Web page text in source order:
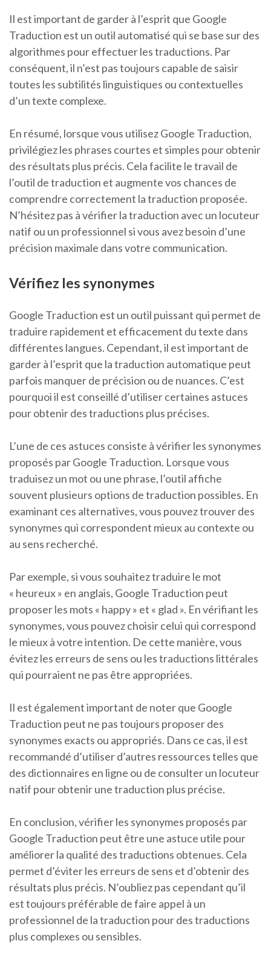
Il est important de garder à l’esprit que Google
Traduction est un outil automatisé qui se base sur des
algorithmes pour effectuer les traductions. Par
conséquent, il n’est pas toujours capable de saisir
toutes les subtilités linguistiques ou contextuelles
d’un texte complexe.
En résumé, lorsque vous utilisez Google Traduction,
privilégiez les phrases courtes et simples pour obtenir
des résultats plus précis. Cela facilite le travail de
l’outil de traduction et augmente vos chances de
comprendre correctement la traduction proposée.
N’hésitez pas à vérifier la traduction avec un locuteur
natif ou un professionnel si vous avez besoin d’une
précision maximale dans votre communication.
Vérifiez les synonymes
Google Traduction est un outil puissant qui permet de
traduire rapidement et efficacement du texte dans
différentes langues. Cependant, il est important de
garder à l’esprit que la traduction automatique peut
parfois manquer de précision ou de nuances. C’est
pourquoi il est conseillé d’utiliser certaines astuces
pour obtenir des traductions plus précises.
L’une de ces astuces consiste à vérifier les synonymes
proposés par Google Traduction. Lorsque vous
traduisez un mot ou une phrase, l’outil affiche
souvent plusieurs options de traduction possibles. En
examinant ces alternatives, vous pouvez trouver des
synonymes qui correspondent mieux au contexte ou
au sens recherché.
Par exemple, si vous souhaitez traduire le mot
« heureux » en anglais, Google Traduction peut
proposer les mots « happy » et « glad ». En vérifiant les
synonymes, vous pouvez choisir celui qui correspond
le mieux à votre intention. De cette manière, vous
évitez les erreurs de sens ou les traductions littérales
qui pourraient ne pas être appropriées.
Il est également important de noter que Google
Traduction peut ne pas toujours proposer des
synonymes exacts ou appropriés. Dans ce cas, il est
recommandé d’utiliser d’autres ressources telles que
des dictionnaires en ligne ou de consulter un locuteur
natif pour obtenir une traduction plus précise.
En conclusion, vérifier les synonymes proposés par
Google Traduction peut être une astuce utile pour
améliorer la qualité des traductions obtenues. Cela
permet d’éviter les erreurs de sens et d’obtenir des
résultats plus précis. N’oubliez pas cependant qu’il
est toujours préférable de faire appel à un
professionnel de la traduction pour des traductions
plus complexes ou sensibles.